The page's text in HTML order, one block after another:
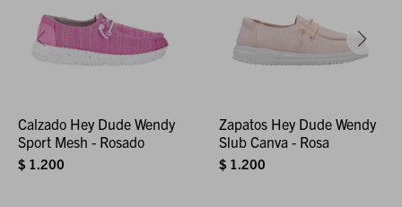
Calzado Hey Dude Wendy
Sport Mesh - Rosado
$ 1.200
Zapatos Hey Dude Wendy
Slub Canva - Rosa
$ 1.200